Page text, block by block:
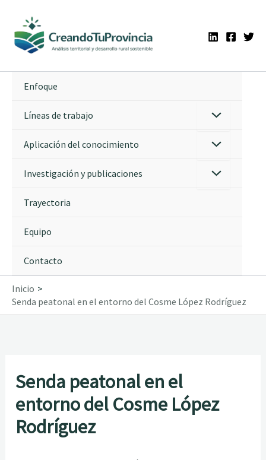
contenido
Enfoque
Líneas de trabajo
Aplicación del conocimiento
Investigación y publicaciones
Trayectoria
Equipo
Contacto
Inicio
Senda peatonal en el entorno del Cosme López Rodríguez
Senda peatonal en el
entorno del Cosme López
Rodríguez